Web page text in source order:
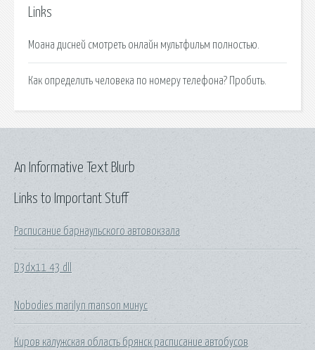
Links
Моана дисней смотреть онлайн мультфильм полностью.
Как определить человека по номеру телефона? Пробить.
Links to Important Stuff
Расписание барнаульского автовокзала
D3dx11 43 dll
Nobodies marilyn manson минус
Киров калужская область брянск расписание автобусов
An Informative Text Blurb